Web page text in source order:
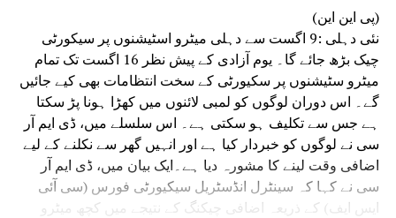
انہوں نے کہا کہ سائنسی تحقیقات موثر فوجداری
نظامِ انصاف کی ریڑھ کی ہڈی ہے۔ وقت پر کی جانے
والی فارنسک تحقیقات سے مقدمات میں ہونے والی
تاخیر کو کم کرنے کے ساتھ ساتھ شہریوں کو جلد
انصاف دلانے میں بھی مدد ملتی ہے۔
(پی این این)
نئی دہلی :9 اگست سے دہلی میٹرو اسٹیشنوں پر سیکورٹی
چیک بڑھ جائے گا۔ یوم آزادی کے پیش نظر 16 اگست تک تمام
میٹرو سٹیشنوں پر سکیورٹی کے سخت انتظامات بھی کیے جائیں
گے۔ اس دوران لوگوں کو لمبی لائنوں میں کھڑا ہونا پڑ سکتا
ہے جس سے تکلیف ہو سکتی ہے۔ اس سلسلے میں، ڈی ایم آر
سی نے لوگوں کو خبردار کیا ہے اور انہیں گھر سے نکلنے کے لیے
اضافی وقت لینے کا مشورہ دیا ہے۔ایک بیان میں، ڈی ایم آر
سی نے کہا کہ سینٹرل انڈسٹریل سیکیورٹی فورس (سی آئی
ایس ایف) کے ذریعہ اضافی چیکنگ کے نتیجے میں کچھ میٹرو